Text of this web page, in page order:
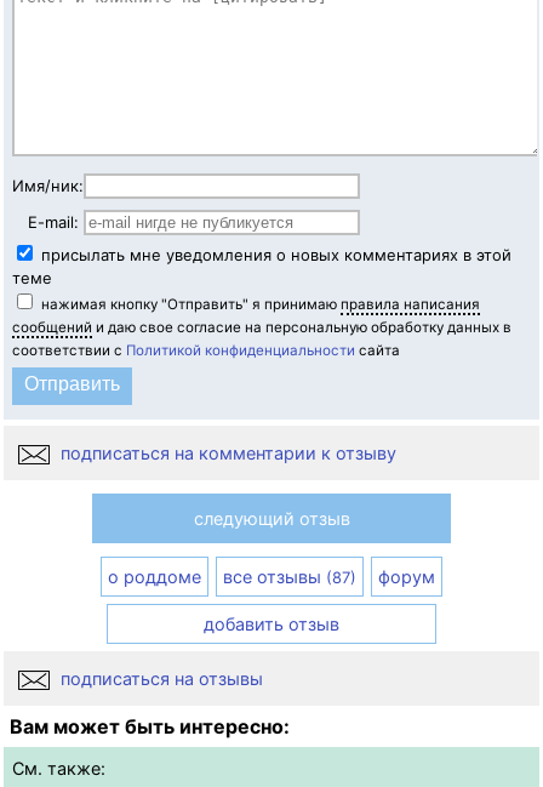
Имя/ник:
E-mail:
присылать мне уведомления о новых комментариях в этой
теме
нажимая кнопку "Отправить" я принимаю правила написания
сообщений и даю свое согласие на персональную обработку данных в
соответствии с Политикой конфиденциальности сайта
подписаться на комментарии к отзыву
следующий отзыв
о роддоме все отзывы (87) форум
добавить отзыв
подписаться на отзывы
Вам может быть интересно:
См. также: